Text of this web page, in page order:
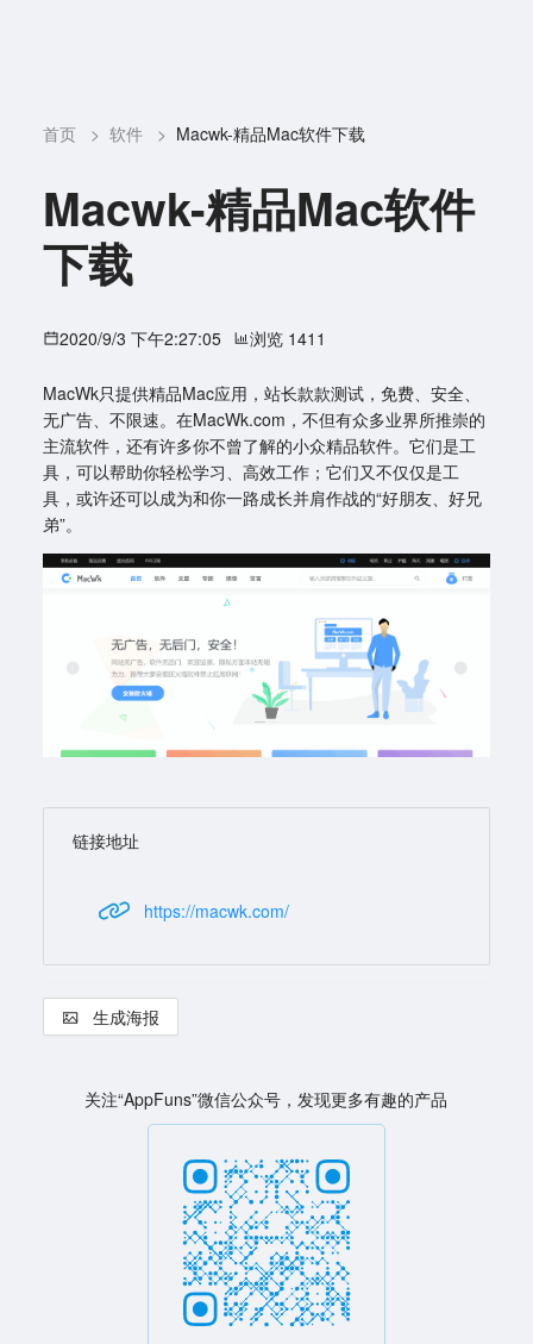
首页 > 软件 > Macwk-精品Mac软件下载
Macwk-精品Mac软件
下载
2020/9/3 下午2:27:05 浏览 1411
MacWk只提供精品Mac应用，站长款款测试，免费、安全、
无广告、不限速。在MacWk.com，不但有众多业界所推崇的
主流软件，还有许多你不曾了解的小众精品软件。它们是工
具，可以帮助你轻松学习、高效工作；它们又不仅仅是工
具，或许还可以成为和你一路成长并肩作战的“好朋友、好兄
弟”。
链接地址
https://macwk.com/
生成海报
关注“AppFuns”微信公众号，发现更多有趣的产品